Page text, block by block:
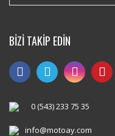
BİZİ TAKİP EDİN
0 (543) 233 75 35
info@motoay.com